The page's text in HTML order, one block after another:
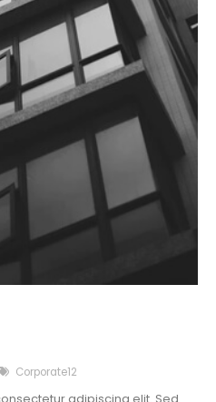
Corporate12